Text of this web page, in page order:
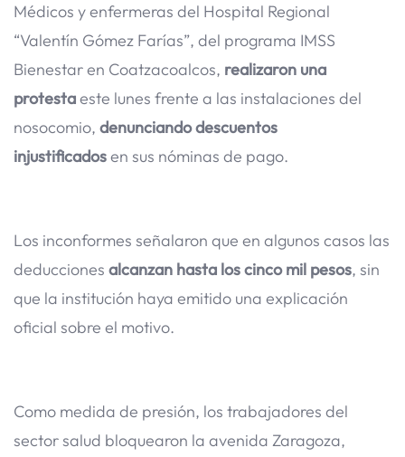
Médicos y enfermeras del Hospital Regional
“Valentín Gómez Farías”, del programa IMSS
Bienestar en Coatzacoalcos, realizaron una
protestaeste lunes frente a las instalaciones del
nosocomio, denunciando descuentos
injustificadosen sus nóminas de pago.
Los inconformes señalaron que en algunos casos las
deducciones alcanzan hasta los cinco mil pesos, sin
que la institución haya emitido una explicación
oficial sobre el motivo.
Como medida de presión, los trabajadores del
sector salud bloquearon la avenida Zaragoza,